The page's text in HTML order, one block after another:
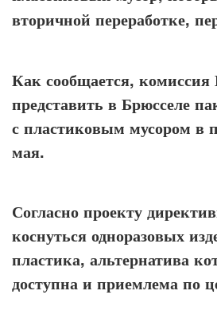
вторичной переработке,
Как сообщается,
представить в Брюсселе
с пластиковым мусором в
мая.
Согласно проекту
коснуться одноразовых
пластика, альтернатива
доступна и приемлема по